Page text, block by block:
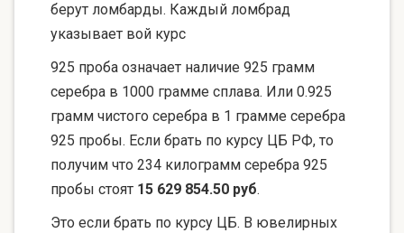
берут ломбарды. Каждый ломбрад
указывает вой курс
925 проба означает наличие 925 грамм
серебра в 1000 грамме сплава. Или 0.925
грамм чистого серебра в 1 грамме серебра
925 пробы. Если брать по курсу ЦБ РФ, то
получим что 234 килограмм серебра 925
пробы стоят 15 629 854.50 руб.
Это если брать по курсу ЦБ. В ювелирных